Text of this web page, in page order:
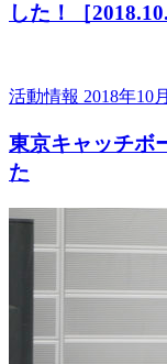
した！［
活動情報 2018年10
東京キャッチボ
た